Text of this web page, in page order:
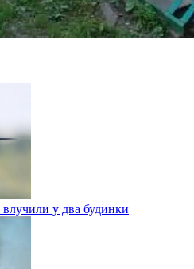
влучили у два будинки